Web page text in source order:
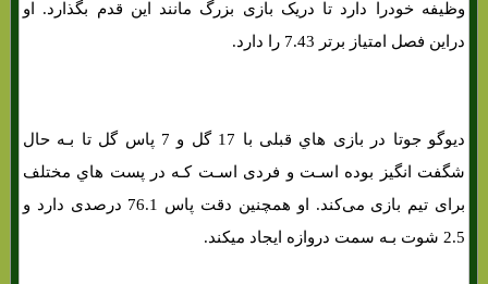
وظیفه خودرا دارد تا دریک بازی بزرگ مانند این قدم بگذارد. او
دراین فصل امتیاز برتر 7.43 را دارد.
دیوگو جوتا در بازی هاي‌ قبلی با 17 گل و 7 پاس گل تا بـه حال
شگفت انگیز بوده اسـت و فردی اسـت کـه در پست هاي‌ مختلف
برای تیم بازی می‌کند. او همچنین دقت پاس 76.1 درصدی دارد و
2.5 شوت بـه سمت دروازه ایجاد میکند.